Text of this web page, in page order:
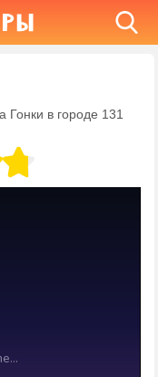
Гонки в городе 131